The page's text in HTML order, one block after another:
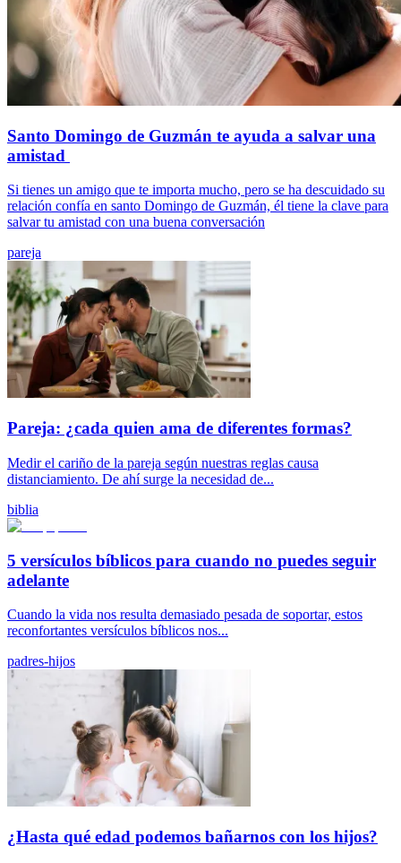
Santo Domingo de Guzmán te ayuda a salvar una
amistad
Si tienes un amigo que te importa mucho, pero se ha descuidado su
relación confía en santo Domingo de Guzmán, él tiene la clave para
salvar tu amistad con una buena conversación
pareja
Pareja: ¿cada quien ama de diferentes formas?
Medir el cariño de la pareja según nuestras reglas causa
distanciamiento. De ahí surge la necesidad de...
biblia
5 versículos bíblicos para cuando no puedes seguir
adelante
Cuando la vida nos resulta demasiado pesada de soportar, estos
reconfortantes versículos bíblicos nos...
padres-hijos
¿Hasta qué edad podemos bañarnos con los hijos?